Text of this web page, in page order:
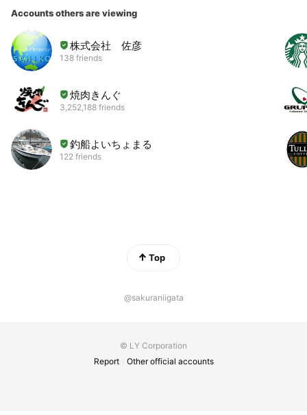
Accounts others are viewing
株式会社 佐彦
138 friends
焼肉きんぐ
3,252,188 friends
釣船よいちょまる
122 friends
Top
@sakuraniigata
© LY Corporation
Report
Other official accounts